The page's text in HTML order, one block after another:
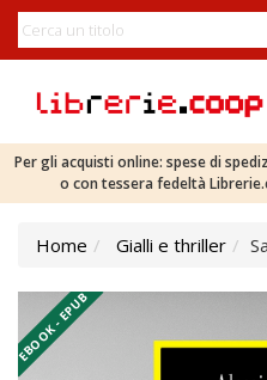
Per gli acquisti online: spese di
o con tessera fedeltà
Home Gialli e thriller
EBOOK - EPUB